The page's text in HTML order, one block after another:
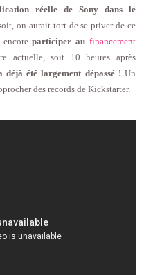
réelle de Sony dans le
on aurait tort de se priver de ce
encoreparticiper au financement
actuelle, soit 10 heures après
été largement dépassé ! Un
des records de Kickstarter.